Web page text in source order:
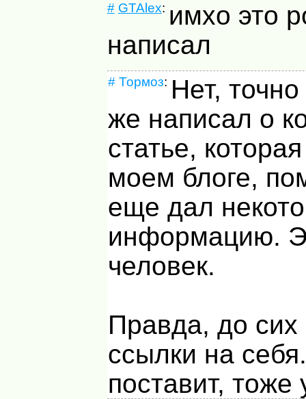
# GTAlex: имхо это
написал
# Тормоз: Нет,
же написал о
статье,
моем блоге,
еще дал
информацию.
человек.
Правда, до
ссылки на
поставит, тоже